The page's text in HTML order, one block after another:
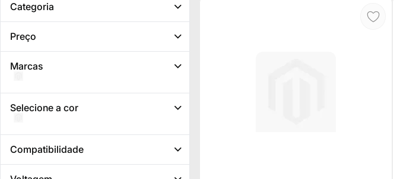
Categoria
Preço
Marcas
Selecione a cor
Compatibilidade